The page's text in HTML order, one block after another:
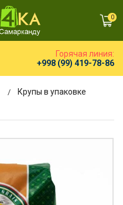
0
Горячая линия:
+998 (99) 419-78-86
Крупы в упаковке